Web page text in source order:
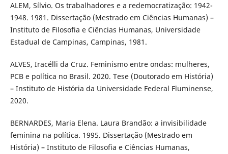
ALEM, Sílvio. Os trabalhadores e a redemocratização: 1942-
1948. 1981. Dissertação (Mestrado em Ciências Humanas) –
Instituto de Filosofia e Ciências Humanas, Universidade
Estadual de Campinas, Campinas, 1981.
ALVES, Iracélli da Cruz. Feminismo entre ondas: mulheres,
PCB e política no Brasil. 2020. Tese (Doutorado em História)
– Instituto de História da Universidade Federal Fluminense,
2020.
BERNARDES, Maria Elena. Laura Brandão: a invisibilidade
feminina na política. 1995. Dissertação (Mestrado em
História) – Instituto de Filosofia e Ciências Humanas,